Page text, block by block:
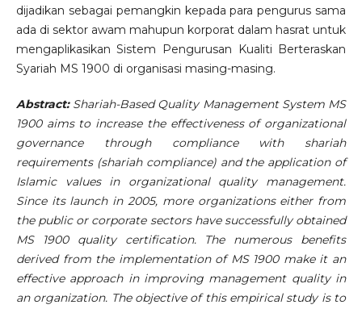
dijadikan sebagai pemangkin kepada para pengurus sama
ada di sektor awam mahupun korporat dalam hasrat untuk
mengaplikasikan Sistem Pengurusan Kualiti Berteraskan
Syariah MS 1900 di organisasi masing-masing.
Abstract:Shariah-Based Quality Management System MS
1900 aims to increase the effectiveness of organizational
governance through compliance with shariah
requirements (shariah compliance) and the application of
Islamic values ​​in organizational quality management.
Since its launch in 2005, more organizations either from
the public or corporate sectors have successfully obtained
MS 1900 quality certification. The numerous benefits
derived from the implementation of MS 1900 make it an
effective approach in improving management quality in
an organization. The objective of this empirical study is to